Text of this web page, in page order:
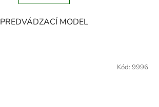
PREDVÁDZACÍ MODEL
Kód: 9996